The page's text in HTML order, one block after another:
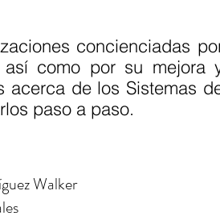
concienciadas
como por su mejora
acerca de los Sistemas
paso a paso.
Walker